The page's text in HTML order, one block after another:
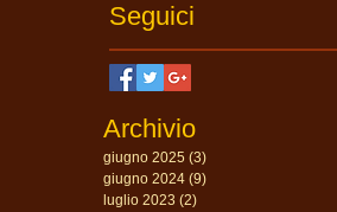
Seguici
Archivio
giugno 2025 (3)
giugno 2024 (9)
luglio 2023 (2)